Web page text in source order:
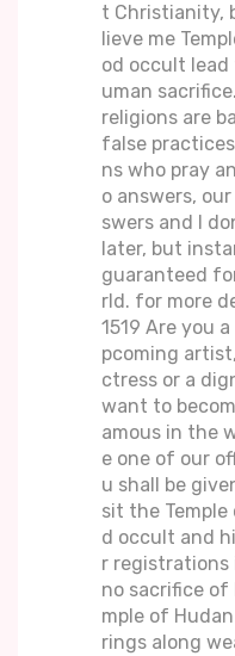
t Christianity,
lieve me
od occult
uman
religions are
false
ns who pray
o answers,
swers and I
later, but
guaranteed
rld. for more
1519 Are you
pcoming
ctress or a
want to
amous in the
e one of our
u shall be
sit the
d occult and
r registrations
no sacrifice of
mple of
rings along